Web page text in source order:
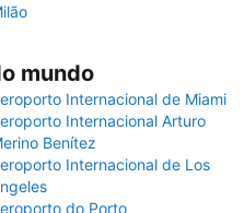
mundo
Internacional de Miami
Internacional Arturo
Benítez
Internacional de Los
do Porto